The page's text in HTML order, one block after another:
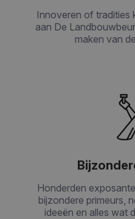
Innoveren of tradities
aan De
maken van
Honderden
bijzondere primeurs,
ideeën en alles wat